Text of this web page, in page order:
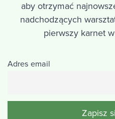
aby otrzymać
nadchodzących
pierwszy karnet
Adres email